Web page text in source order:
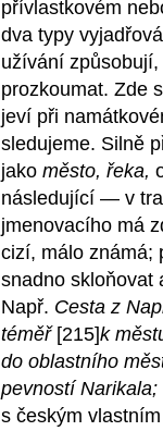
přívlastkovém
dva typy
užívání
prozkoumat. Zde
jeví při
sledujeme. Silně
jako město, řeka,
následující — v
jmenovacího má
cizí, málo známá;
snadno skloňovat
Např. Cesta z
téměř [215]k
do oblastního
pevností
s českým